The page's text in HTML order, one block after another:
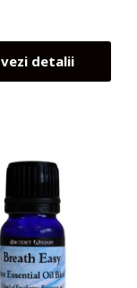
vezi detalii